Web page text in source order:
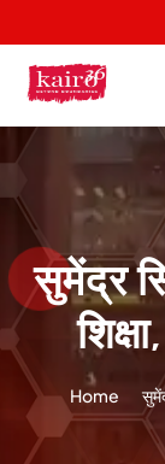
k
t
e
t
सुमेंद्र
Home